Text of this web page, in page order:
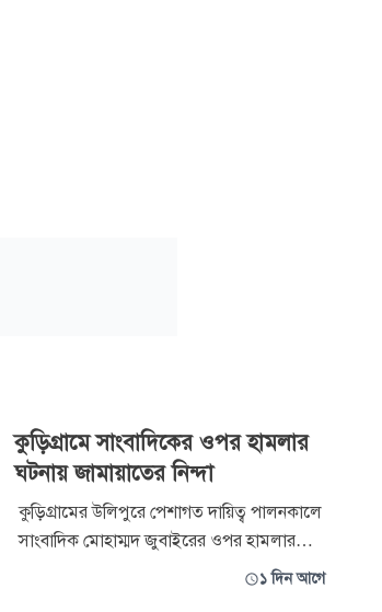
কুড়িগ্রামে সাংবাদিকের ওপর হামলার
ঘটনায় জামায়াতের নিন্দা
কুড়িগ্রামের উলিপুরে পেশাগত দায়িত্ব পালনকালে
সাংবাদিক মোহাম্মদ জুবাইরের ওপর হামলার
ঘটনায় গভীর উদ্বেগ ও তীব্র নিন্দা প্রতিবাদ১ দিন আগে